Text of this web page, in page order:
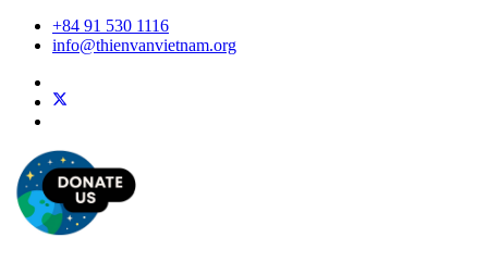
+84 91 530 1116
info@thienvanvietnam.org